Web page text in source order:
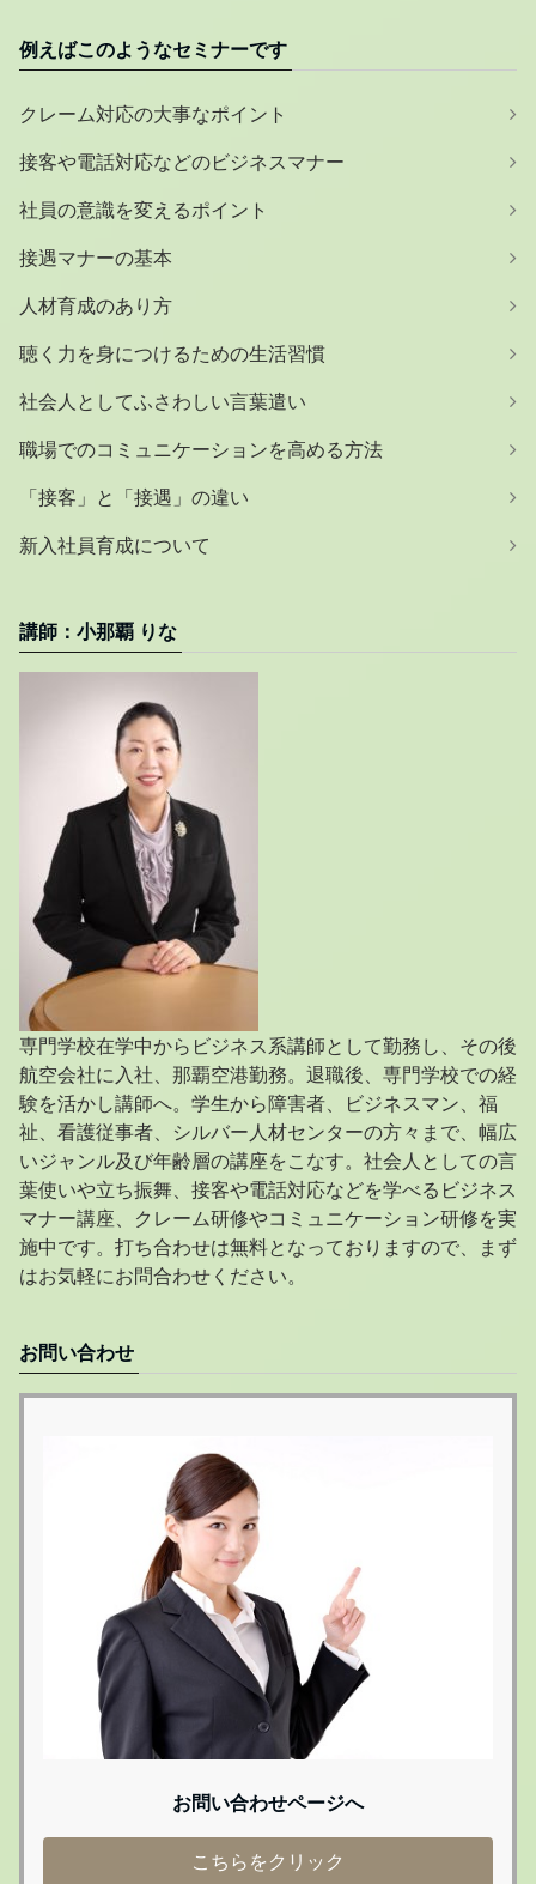
例えばこのようなセミナーです
クレーム対応の大事なポイント
接客や電話対応などのビジネスマナー
社員の意識を変えるポイント
接遇マナーの基本
人材育成のあり方
聴く力を身につけるための生活習慣
社会人としてふさわしい言葉遣い
職場でのコミュニケーションを高める方法
「接客」と「接遇」の違い
新入社員育成について
講師：小那覇 りな
専門学校在学中からビジネス系講師として勤務し、その後
航空会社に入社、那覇空港勤務。退職後、専門学校での経
験を活かし講師へ。学生から障害者、ビジネスマン、福
祉、看護従事者、シルバー人材センターの方々まで、幅広
いジャンル及び年齢層の講座をこなす。社会人としての言
葉使いや立ち振舞、接客や電話対応などを学べるビジネス
マナー講座、クレーム研修やコミュニケーション研修を実
施中です。打ち合わせは無料となっておりますので、まず
はお気軽にお問合わせください。
お問い合わせ
お問い合わせページへ
こちらをクリック